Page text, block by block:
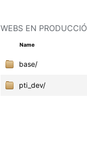
WEBS EN PRODUCCIÓ
Name
base/
pti_dev/